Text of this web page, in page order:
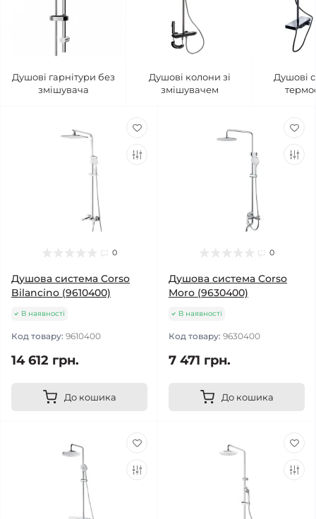
Душові гарнітури без
змішувача
Душові колони зі
змішувачем
Душові
0
Душова система Corso
Bilancino (9610400)
В наявності
Код товару: 9610400
14 612 грн.
До кошика
0
Душова система Corso
Moro (9630400)
В наявності
Код товару: 9630400
7 471 грн.
До кошика